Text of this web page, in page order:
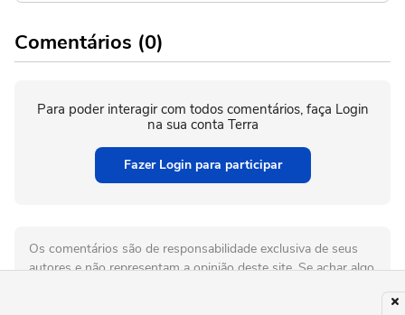
Comentários (0)
Para poder interagir com todos comentários, faça Login
na sua conta Terra
Fazer Login para participar
Os comentários são de responsabilidade exclusiva de seus
autores e não representam a opinião deste site. Se achar algo